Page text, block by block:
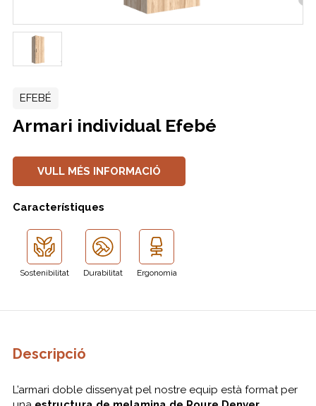
EFEBÉ
Armari individual Efebé
VULL MÉS INFORMACIÓ
Característiques
Sostenibilitat Durabilitat Ergonomia
Descripció
L’armari doble dissenyat pel nostre equip està format per